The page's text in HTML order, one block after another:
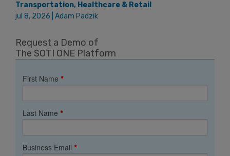
Transportation, Healthcare & Retail
jul 8, 2026 | Adam Padzik
Request a Demo of
The SOTI ONE Platform
First Name *
Last Name *
Business Email *